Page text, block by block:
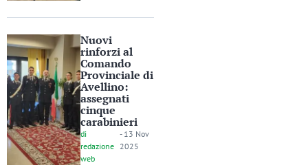
Nuovi
rinforzi al
Comando
Provinciale di
Avellino:
assegnati
cinque
carabinieri
di
redazione
web
- 13 Nov
2025